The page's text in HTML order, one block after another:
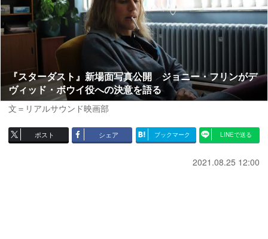
『スターダスト』新場面写真公開 ジョニー・フリンがデ
ヴィッド・ボウイ役への決意を語る
文＝リアルサウンド映画部
ポスト シェア ブックマーク LINEで送る
2021.08.25 12:00